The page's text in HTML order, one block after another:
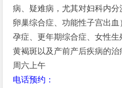
病、疑难病，尤其对妇科内
卵巢综合症、功能性子宫出
孕症、更年期综合症、女性生
黄褐斑以及产前产后疾病的治
周六上午
电话预约：